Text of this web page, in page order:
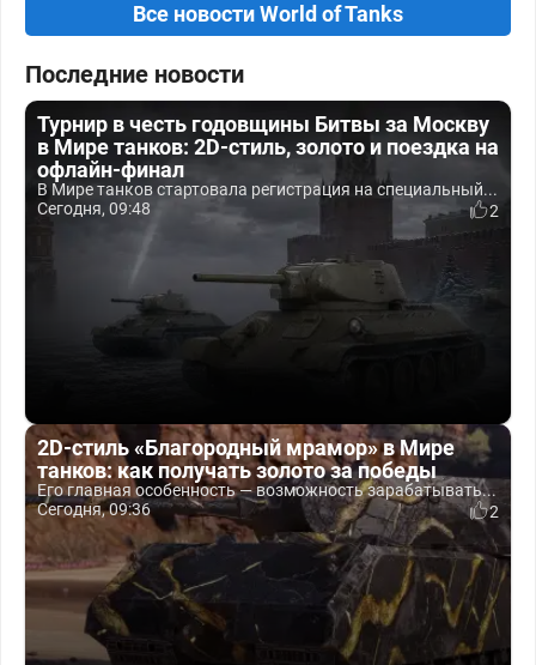
Все новости World of Tanks
Последние новости
Турнир в честь годовщины Битвы за Москву
в Мире танков: 2D-стиль, золото и поездка на
офлайн-финал
В Мире танков стартовала регистрация на специальный...
Сегодня, 09:48
2
2D-стиль «Благородный мрамор» в Мире
танков: как получать золото за победы
Его главная особенность — возможность зарабатывать...
Сегодня, 09:36
2